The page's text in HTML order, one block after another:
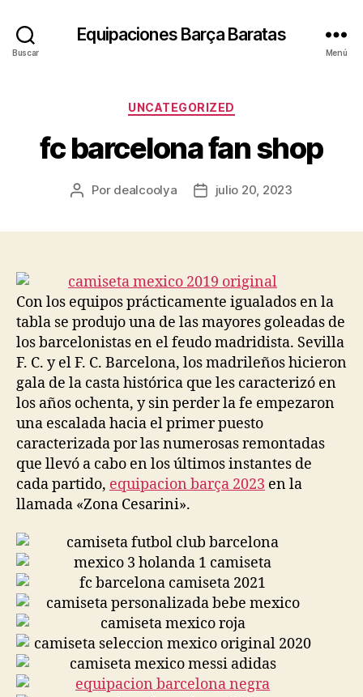
Buscar
Equipaciones Barça Baratas
Menú
Categorías
UNCATEGORIZED
fc barcelona fan shop
Autor
Por dealcoolya
Fechajulio 20, 2023
Con los equipos prácticamente igualados en la
tabla se produjo una de las mayores goleadas de
los barcelonistas en el feudo madridista. Sevilla
F. C. y el F. C. Barcelona, los madrileños hicieron
gala de la casta histórica que les caracterizó en
los años ochenta, y sin perder la fe empezaron
una escalada hacia el primer puesto
caracterizada por las numerosas remontadas
que llevó a cabo en los últimos instantes de
cada partido, equipacion barça 2023 en la
llamada «Zona Cesarini».